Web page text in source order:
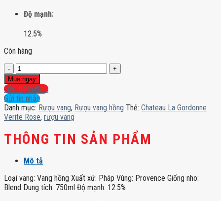
Độ mạnh:
12.5%
Còn hàng
Chateau
La
Gordonne
Verite
Rose
số
lượng
Mua ngay
Liên hệ hotline
Gửi tin nhắn
Danh mục: Rượu vang, Rượu vang hồng Thẻ: Chateau La Gordonne
Verite Rose, rượu vang
THÔNG TIN SẢN PHẨM
Mô tả
Loại vang: Vang hồng Xuất xứ: Pháp Vùng: Provence Giống nho:
Blend Dung tích: 750ml Độ mạnh: 12.5%